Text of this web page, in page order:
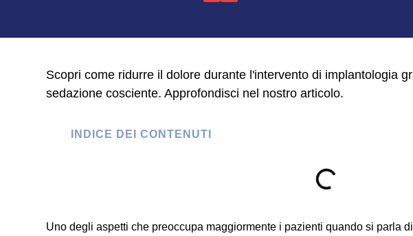
Scopri come ridurre il dolore durante l'intervento di implantologia
sedazione cosciente. Approfondisci nel nostro articolo.
INDICE DEI CONTENUTI
Uno degli aspetti che preoccupa maggiormente i pazienti quando si parla di